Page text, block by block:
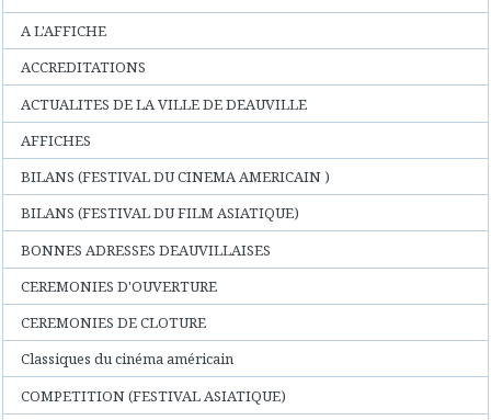
A L'AFFICHE
ACCREDITATIONS
ACTUALITES DE LA VILLE DE DEAUVILLE
AFFICHES
BILANS (FESTIVAL DU CINEMA AMERICAIN )
BILANS (FESTIVAL DU FILM ASIATIQUE)
BONNES ADRESSES DEAUVILLAISES
CEREMONIES D'OUVERTURE
CEREMONIES DE CLOTURE
Classiques du cinéma américain
COMPETITION (FESTIVAL ASIATIQUE)